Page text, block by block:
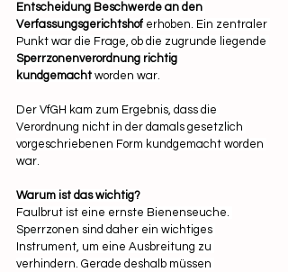
Entscheidung Beschwerde an den
Verfassungsgerichtshof erhoben. Ein zentraler
Punkt war die Frage, ob die zugrunde liegende
Sperrzonenverordnung richtig
kundgemacht worden war.
Der VfGH kam zum Ergebnis, dass die
Verordnung nicht in der damals gesetzlich
vorgeschriebenen Form kundgemacht worden
war.
Warum ist das wichtig?
Faulbrut ist eine ernste Bienenseuche.
Sperrzonen sind daher ein wichtiges
Instrument, um eine Ausbreitung zu
verhindern. Gerade deshalb müssen